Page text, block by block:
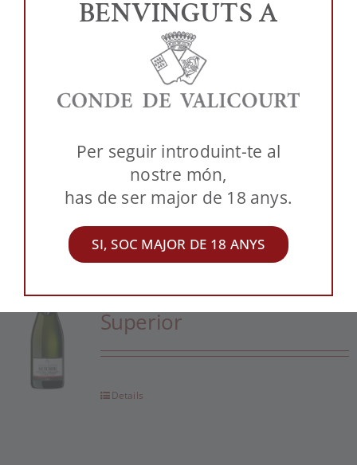
Martín Vintage · Brut
Nature Gran Reserva ·
Guarda Superior
Details
Pas de Sucre · Brut Nature
Gran Reserva · Guarda
Superior
Details
BENVINGUTS A
Per seguir introduint-te al
nostre món,
has de ser major de 18 anys.
SI, SOC MAJOR DE 18 ANYS